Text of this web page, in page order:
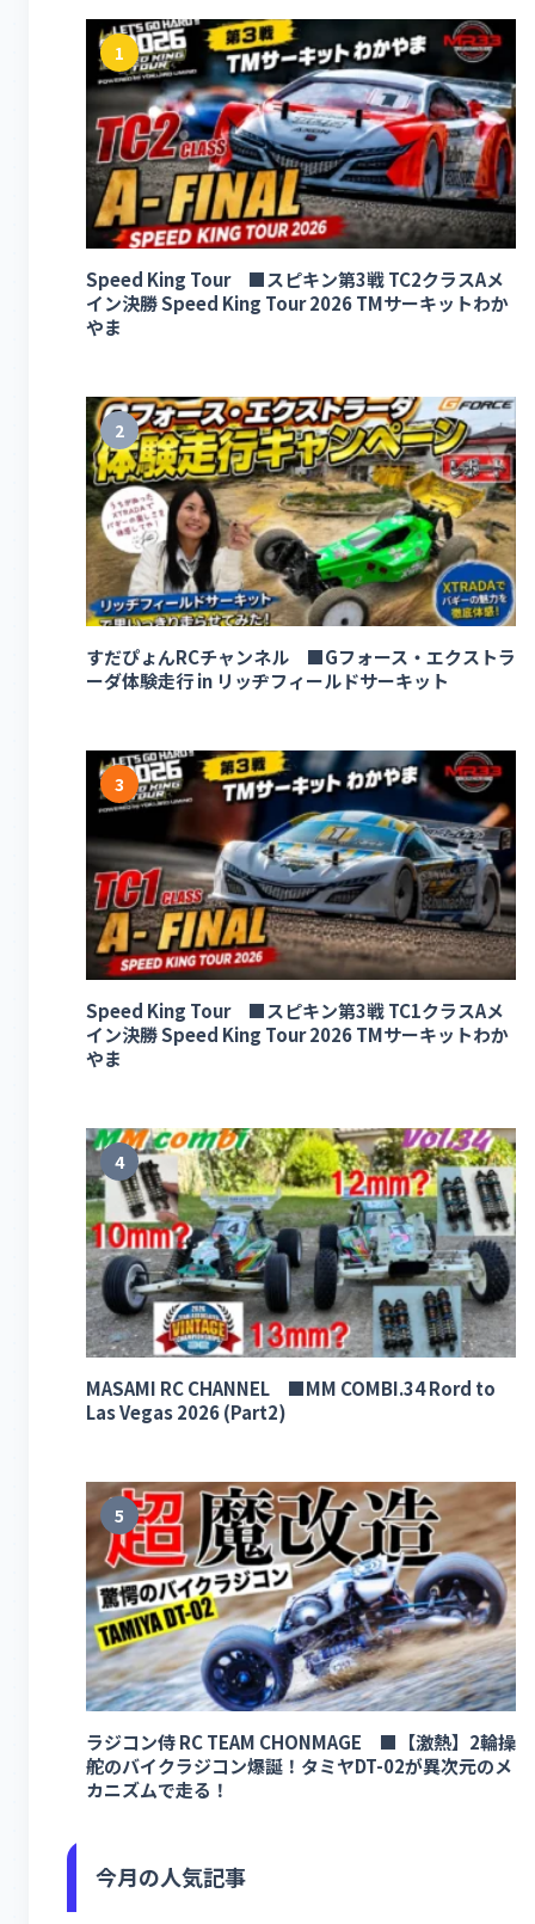
1
Speed King Tour ■スピキン第3戦 TC2クラスAメ
イン決勝 Speed King Tour 2026 TMサーキットわか
やま
2
すだぴょんRCチャンネル ■Gフォース・エクストラ
ーダ体験走行 in リッヂフィールドサーキット
3
Speed King Tour ■スピキン第3戦 TC1クラスAメ
イン決勝 Speed King Tour 2026 TMサーキットわか
やま
4
MASAMI RC CHANNEL ■MM COMBI.34 Rord to
Las Vegas 2026 (Part2)
5
ラジコン侍 RC TEAM CHONMAGE ■【激熱】2輪操
舵のバイクラジコン爆誕！タミヤDT-02が異次元のメ
カニズムで走る！
今月の人気記事